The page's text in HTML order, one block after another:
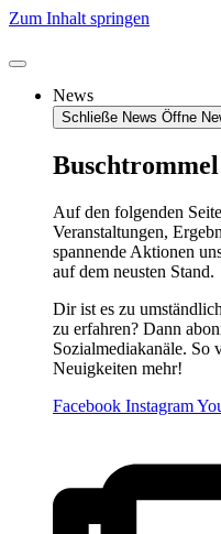
Zum Inhalt springen
News
Schließe News Öffne
Auf den folgenden
Veranstaltungen,
spannende Aktionen
auf dem neusten Stand.
Dir ist es zu
zu erfahren? Dann
Sozialmediakanäle. So
Neuigkeiten mehr!
Facebook Instagram